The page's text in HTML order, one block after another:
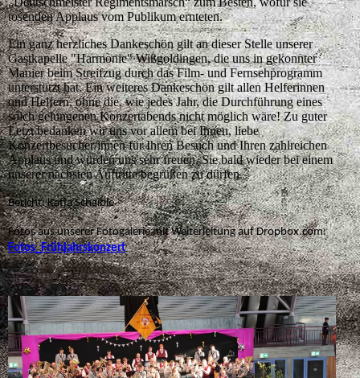
tosenden Applaus vom Publikum ernteten.
Ein ganz herzliches Dankeschön gilt an dieser Stelle unserer
Gastkapelle "Harmonie" Wißgoldingen, die uns in gekonnter
Manier beim Streifzug durch das Film- und Fernsehprogramm
unterstützt hat. Ein weiteres Dankeschön gilt allen Helferinnen
und Helfern, ohne die, wie jedes Jahr, die Durchführung eines
solch gelungenen Konzertabends nicht möglich wäre! Zu guter
Letzt bedanken wir uns vor allem bei Ihnen, liebe
Konzertbesucher/innen für Ihren Besuch und Ihren zahlreichen
Applaus und würden uns sehr freuen, Sie bald wieder bei einem
unserer nächsten Auftritte begrüßen zu dürfen.
Bericht: Katja Schaible
Fotos aus unserer Fotogalerie mit Weiterleitung auf Dropbox.com:
Fotos_Frühjahrskonzert